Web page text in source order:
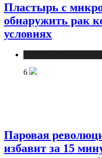
Пластырь с
обнаружить рак
условиях
6
Паровая
избавит за 15